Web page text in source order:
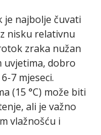
je najbolje čuvati
nisku relativnu
zraka nužan
uvjetima, dobro
7 mjeseci.
(15 °C) može biti
ali je važno
vlažnošću i